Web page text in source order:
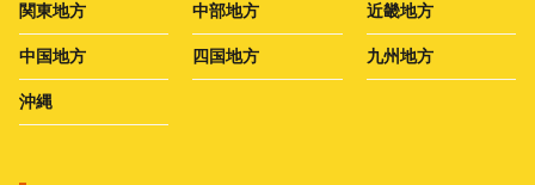
関東地方 中部地方 近畿地方
中国地方 四国地方 九州地方
沖縄